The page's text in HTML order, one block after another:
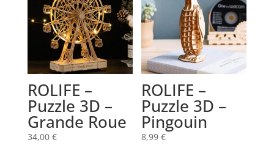
ROLIFE –
Puzzle 3D –
Grande Roue
34,00 €
ROLIFE –
Puzzle 3D –
Pingouin
8,99€